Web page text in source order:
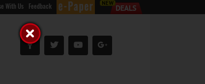
With Us Feedback